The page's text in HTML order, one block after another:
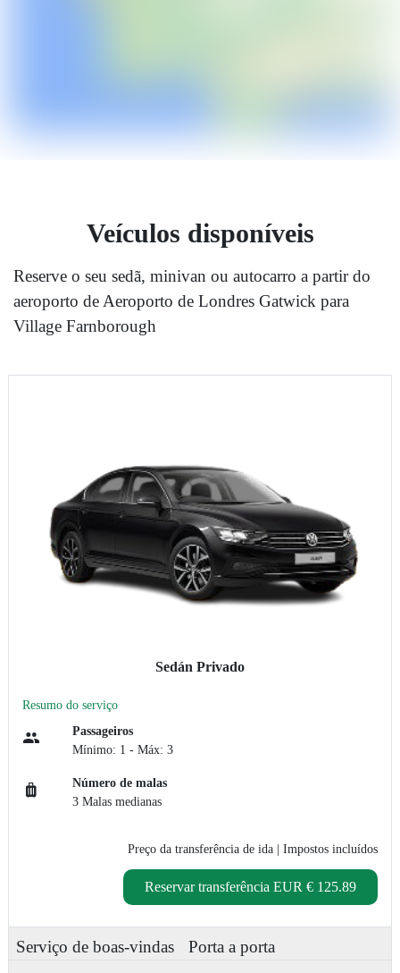
Veículos disponíveis
Reserve o seu sedã, minivan ou autocarro a partir do
aeroporto de Aeroporto de Londres Gatwick para
Village Farnborough
Sedán Privado
Resumo do serviço
Passageiros
Mínimo: 1 - Máx: 3
Número de malas
3 Malas medianas
Preço da transferência de ida | Impostos incluídos
Reservar transferência EUR € 125.89
Serviço de boas-vindas Porta a porta